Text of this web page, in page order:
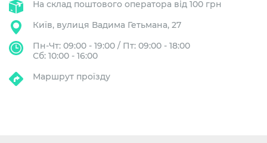
На склад поштового оператора від 100 грн
Київ, вулиця Вадима Гетьмана, 27
Пн-Чт: 09:00 - 19:00 / Пт: 09:00 - 18:00
Сб: 10:00 - 16:00
Маршрут проїзду